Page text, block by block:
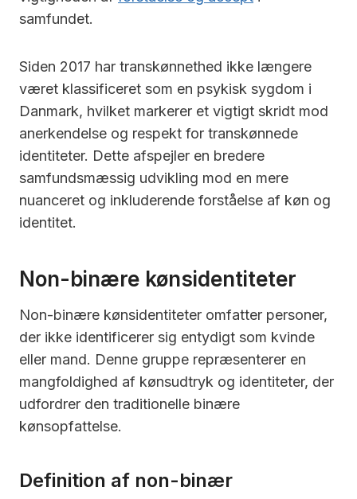
samfundet.
Siden 2017 har transkønnethed ikke længere
været klassificeret som en psykisk sygdom i
Danmark, hvilket markerer et vigtigt skridt mod
anerkendelse og respekt for transkønnede
identiteter. Dette afspejler en bredere
samfundsmæssig udvikling mod en mere
nuanceret og inkluderende forståelse af køn og
identitet.
Non-binære kønsidentiteter
Non-binære kønsidentiteter omfatter personer,
der ikke identificerer sig entydigt som kvinde
eller mand. Denne gruppe repræsenterer en
mangfoldighed af kønsudtryk og identiteter, der
udfordrer den traditionelle binære
kønsopfattelse.
Definition af non-binær